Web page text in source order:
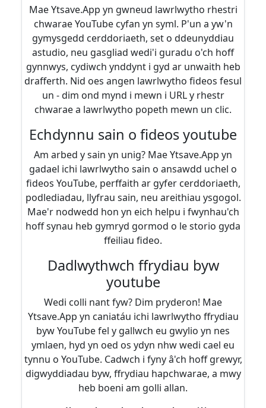
Mae Ytsave.App yn gwneud lawrlwytho rhestri
chwarae YouTube cyfan yn syml. P'un a yw'n
gymysgedd cerddoriaeth, set o ddeunyddiau
astudio, neu gasgliad wedi'i guradu o'ch hoff
gynnwys, cydiwch ynddynt i gyd ar unwaith heb
drafferth. Nid oes angen lawrlwytho fideos fesul
un - dim ond mynd i mewn i URL y rhestr
chwarae a lawrlwytho popeth mewn un clic.
Echdynnu sain o fideos youtube
Am arbed y sain yn unig? Mae Ytsave.App yn
gadael ichi lawrlwytho sain o ansawdd uchel o
fideos YouTube, perffaith ar gyfer cerddoriaeth,
podlediadau, llyfrau sain, neu areithiau ysgogol.
Mae'r nodwedd hon yn eich helpu i fwynhau'ch
hoff synau heb gymryd gormod o le storio gyda
ffeiliau fideo.
Dadlwythwch ffrydiau byw
youtube
Wedi colli nant fyw? Dim pryderon! Mae
Ytsave.App yn caniatáu ichi lawrlwytho ffrydiau
byw YouTube fel y gallwch eu gwylio yn nes
ymlaen, hyd yn oed os ydyn nhw wedi cael eu
tynnu o YouTube. Cadwch i fyny â'ch hoff grewyr,
digwyddiadau byw, ffrydiau hapchwarae, a mwy
heb boeni am golli allan.